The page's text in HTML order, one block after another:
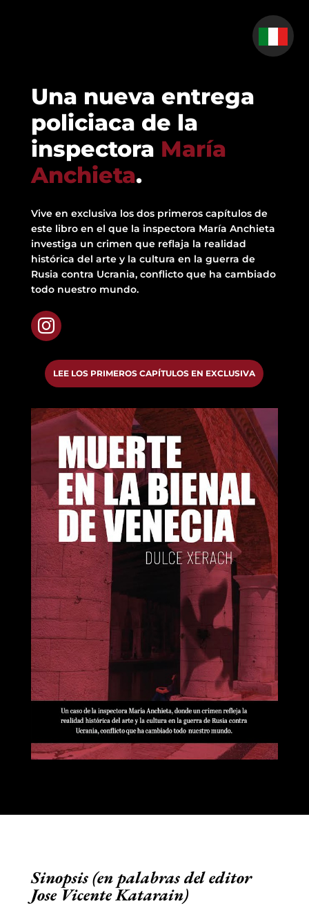
Una nueva entrega
policiaca de la
inspectora María
Anchieta.
Vive en exclusiva los dos primeros capítulos de
este libro en el que la inspectora María Anchieta
investiga un crimen que reflaja la realidad
histórica del arte y la cultura en la guerra de
Rusia contra Ucrania, conflicto que ha cambiado
todo nuestro mundo.

LEE LOS PRIMEROS CAPÍTULOS EN EXCLUSIVA
Sinopsis (en palabras del editor
Jose Vicente Katarain)